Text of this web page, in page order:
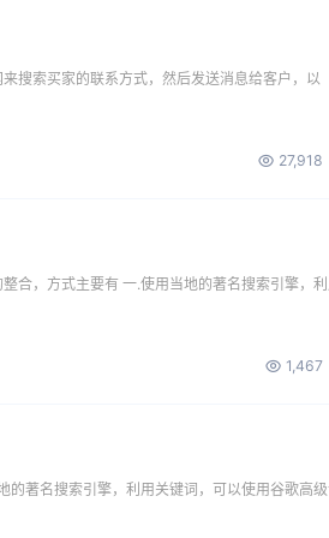
搜索买家的联系方式，然后发送消息给客户，以
27,918
合，方式主要有 一.使用当地的著名搜索引擎，
1,467
的著名搜索引擎，利用关键词，可以使用谷歌高